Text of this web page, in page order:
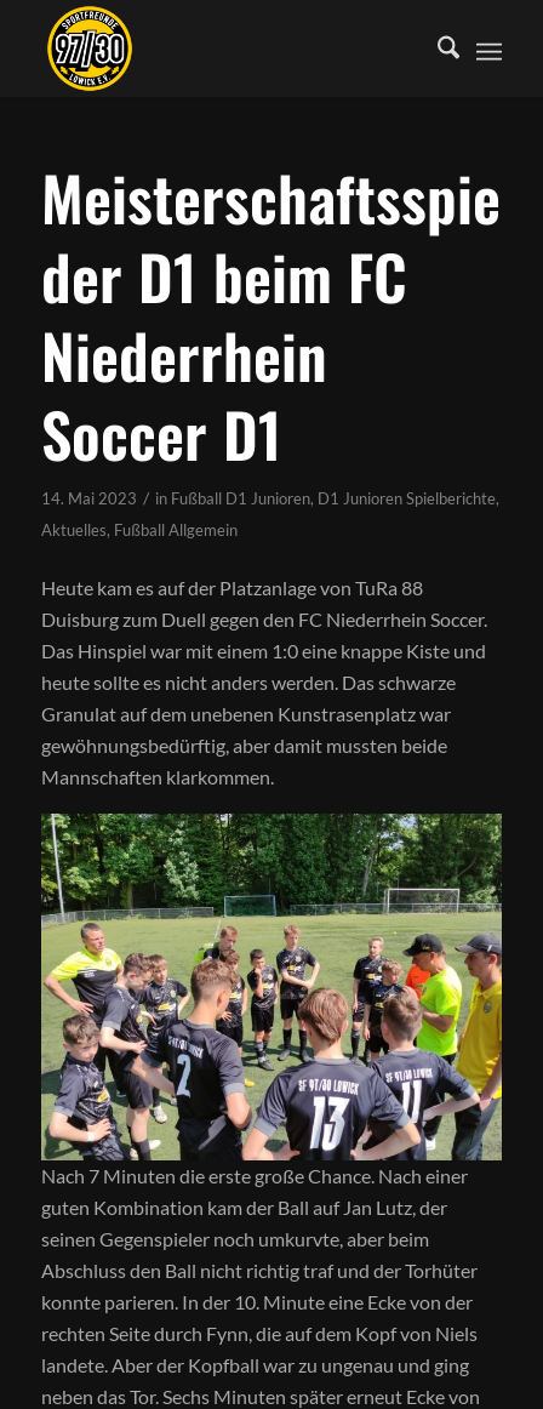
Meisterschaftsspiel
der D1 beim FC
Niederrhein
Soccer D1
14. Mai 2023 / in Fußball D1 Junioren, D1 Junioren Spielberichte,
Aktuelles, Fußball Allgemein
Heute kam es auf der Platzanlage von TuRa 88
Duisburg zum Duell gegen den FC Niederrhein Soccer.
Das Hinspiel war mit einem 1:0 eine knappe Kiste und
heute sollte es nicht anders werden. Das schwarze
Granulat auf dem unebenen Kunstrasenplatz war
gewöhnungsbedürftig, aber damit mussten beide
Mannschaften klarkommen.
Nach 7 Minuten die erste große Chance. Nach einer
guten Kombination kam der Ball auf Jan Lutz, der
seinen Gegenspieler noch umkurvte, aber beim
Abschluss den Ball nicht richtig traf und der Torhüter
konnte parieren. In der 10. Minute eine Ecke von der
rechten Seite durch Fynn, die auf dem Kopf von Niels
landete. Aber der Kopfball war zu ungenau und ging
neben das Tor. Sechs Minuten später erneut Ecke von